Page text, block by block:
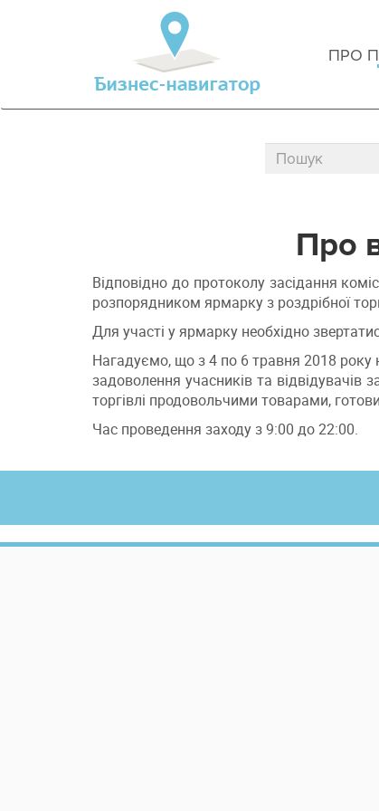
ПРО
Про
Відповідно до протоколу засідання
розпорядником ярмарку з роздрібної
Для участі у ярмарку необхідно
Нагадуємо, що з 4 по 6 травня 2018 року
задоволення учасників та
торгівлі продовольчими товарами,
Час проведення заходу з 9:00 до 22:00.